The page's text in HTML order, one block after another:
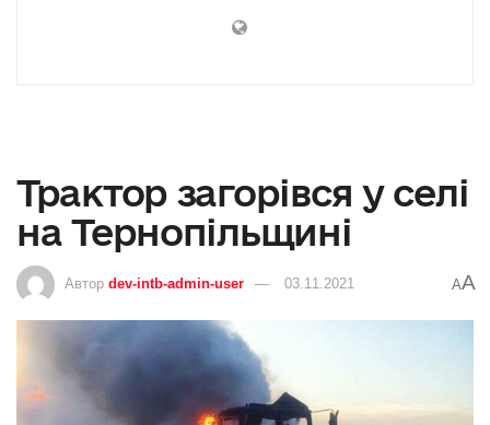
Трактор загорівся у селі
на Тернопільщині
Автор dev-intb-admin-user 03.11.2021 AA